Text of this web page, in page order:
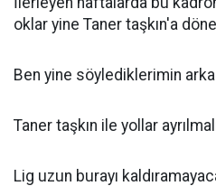
oklar yine Taner taşkın'a
Ben yine söylediklerimin
Taner taşkın ile yollar
Lig uzun burayı